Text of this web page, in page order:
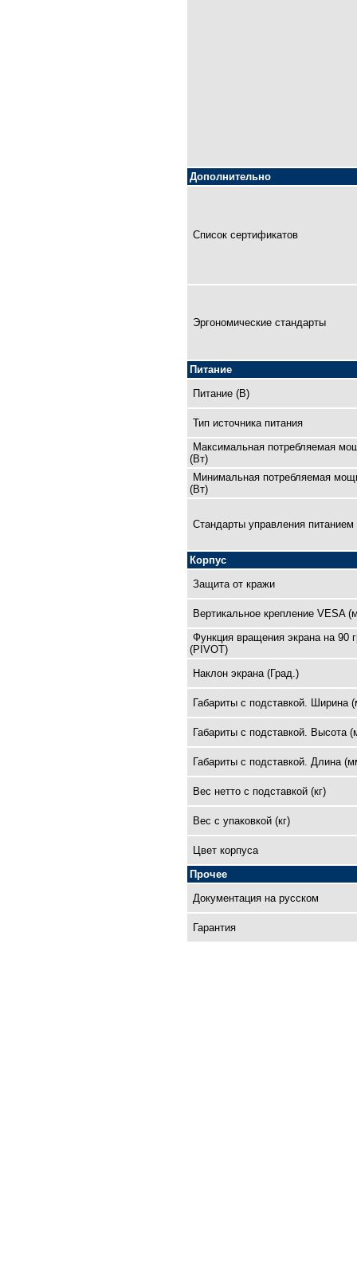
Дополнительно
Список сертификатов
Эргономические стандарты
Питание
Питание (В)
Тип источника питания
Максимальная потребляемая
(Вт)
Минимальная потребляемая
(Вт)
Cтандарты управления питанием
Корпус
Защита от кражи
Вертикальное крепление VESA
Функция вращения экрана на 90
(PIVOT)
Наклон экрана (Град.)
Габариты с подставкой. Ширина
Габариты с подставкой. Высота
Габариты с подставкой. Длина
Вес нетто с подставкой (кг)
Вес с упаковкой (кг)
Цвет корпуса
Прочее
Документация на русском
Гарантия